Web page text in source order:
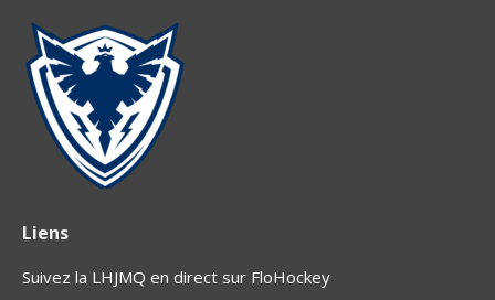
Liens
Suivez la LHJMQ en direct sur FloHockey